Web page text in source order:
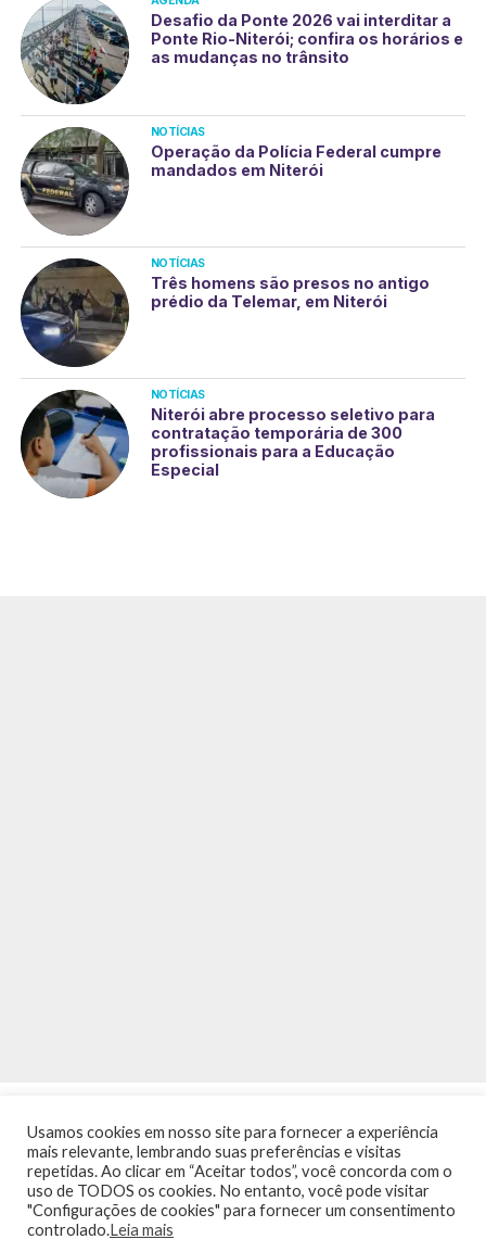
Desafio da Ponte 2026 vai interditar a
Ponte Rio-Niterói; confira os horários e
as mudanças no trânsito
NOTÍCIAS
Operação da Polícia Federal cumpre
mandados em Niterói
NOTÍCIAS
Três homens são presos no antigo
prédio da Telemar, em Niterói
NOTÍCIAS
Niterói abre processo seletivo para
contratação temporária de 300
profissionais para a Educação
Especial
INÍCIO NOTÍCIAS AGENDA
TERMOS DE USO / POLÍTICA DE PRIVACIDADE
Usamos cookies em nosso site para fornecer a experiência
mais relevante, lembrando suas preferências e visitas
repetidas. Ao clicar em “Aceitar todos”, você concorda com o
uso de TODOS os cookies. No entanto, você pode visitar
"Configurações de cookies" para fornecer um consentimento
controlado.Leia mais